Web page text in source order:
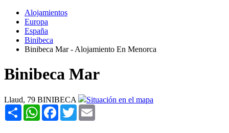
Alojamientos
Europa
España
Binibeca
Binibeca Mar - Alojamiento En Menorca
Binibeca Mar
Llaud, 79 BINIBECA
Situación en el mapa
Share WhatsAppFacebook
Twitter